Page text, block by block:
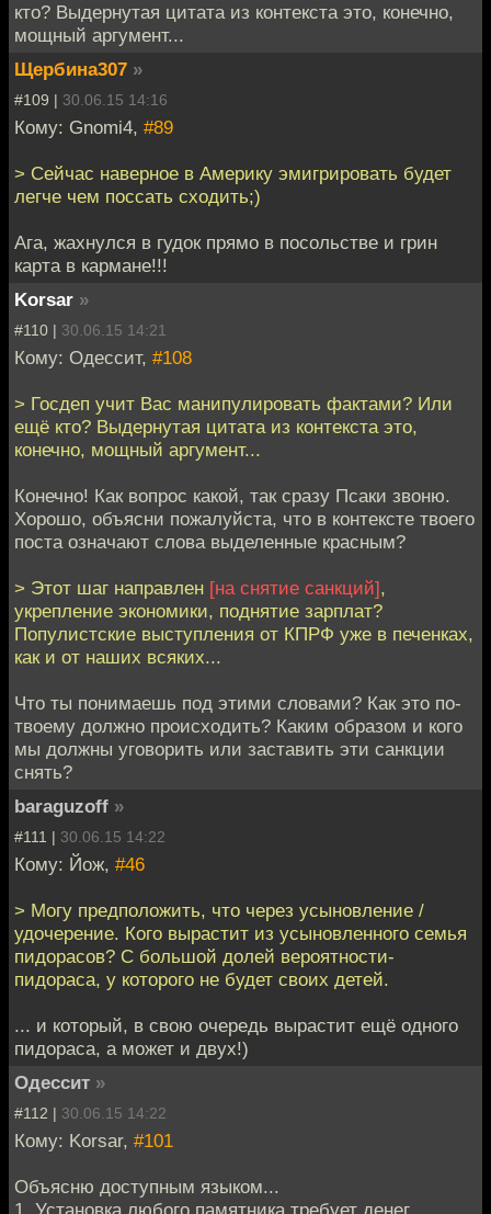
кто? Выдернутая цитата из контекста это, конечно,
мощный аргумент...
Щербина307 »
#109 | 30.06.15 14:16
Кому: Gnomi4, #89
> Сейчас наверное в Америку эмигрировать будет
легче чем поссать сходить;)
Ага, жахнулся в гудок прямо в посольстве и грин
карта в кармане!!!
Korsar »
#110 | 30.06.15 14:21
Кому: Одессит, #108
> Госдеп учит Вас манипулировать фактами? Или
ещё кто? Выдернутая цитата из контекста это,
конечно, мощный аргумент...
Конечно! Как вопрос какой, так сразу Псаки звоню.
Хорошо, объясни пожалуйста, что в контексте твоего
поста означают слова выделенные красным?
> Этот шаг направлен [на снятие санкций],
укрепление экономики, поднятие зарплат?
Популистские выступления от КПРФ уже в печенках,
как и от наших всяких...
Что ты понимаешь под этими словами? Как это по-
твоему должно происходить? Каким образом и кого
мы должны уговорить или заставить эти санкции
снять?
baraguzoff »
#111 | 30.06.15 14:22
Кому: Йож, #46
> Могу предположить, что через усыновление /
удочерение. Кого вырастит из усыновленного семья
пидорасов? С большой долей вероятности-
пидораса, у которого не будет своих детей.
... и который, в свою очередь вырастит ещё одного
пидораса, а может и двух!)
Одессит »
#112 | 30.06.15 14:22
Кому: Korsar, #101
Объясню доступным языком...